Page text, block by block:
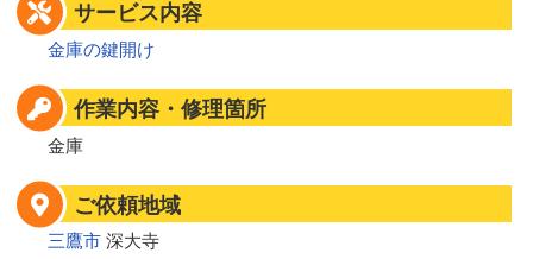
サービス内容
金庫の鍵開け
作業内容・修理箇所
金庫
ご依頼地域
三鷹市 深大寺